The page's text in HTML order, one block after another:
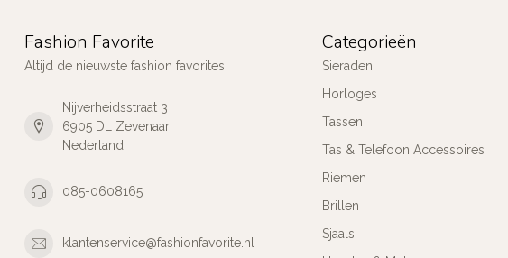
Fashion Favorite
Altijd de nieuwste fashion favorites!
Nijverheidsstraat 3
6905 DL Zevenaar
Nederland
085-0608165
klantenservice@fashionfavorite.nl
Categorieën
Sieraden
Horloges
Tassen
Tas & Telefoon Accessoires
Riemen
Brillen
Sjaals